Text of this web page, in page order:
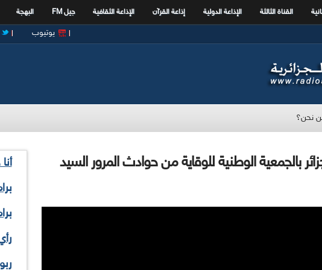
القناة الثالثة الإذاعة الدولية إذاعة القرآن الإذاعة الثقافية جيل FM البهجة
يوتيوب
نحن؟
بالجمعية الوطنية للوقاية من حوادث المرور السيد